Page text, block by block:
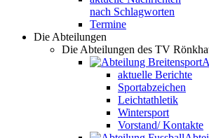
nach Schlagworten
Termine
Die Abteilungen
Die Abteilungen des TV
aktuelle Berichte
Sportabzeichen
Leichtathletik
Wintersport
Vorstand/ Kontakte